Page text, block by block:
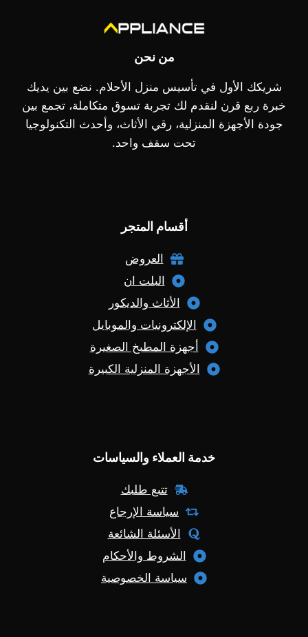
من نحن
شريكك الأول في تأسيس منزل الأحلام. نضع بين يديك
خبرة ربع قرن لنقدم لك تجربة تسوق متكاملة، تجمع بين
جودة الأجهزة المنزلية، رقي الأثاث، وأحدث التكنولوجيا
تحت سقف واحد.
أقسام المتجر
العروض
البلت ان
الأثاث والديكور
الإلكترونيات والموبايل
أجهزة المطبخ الصغيرة
الأجهزة المنزلية الكبيرة
خدمة العملاء والسياسات
تتبع طلبك
سياسة الإرجاع
الأسئلة الشائعة
الشروط والأحكام
سياسة الخصوصية